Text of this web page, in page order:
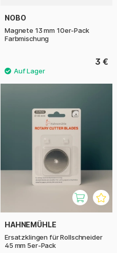
NOBO
Magnete 13 mm 10er-Pack
Farbmischung
3 €
HAHNEMÜHLE
Ersatzklingen für Rollschneider
45 mm 5er-Pack